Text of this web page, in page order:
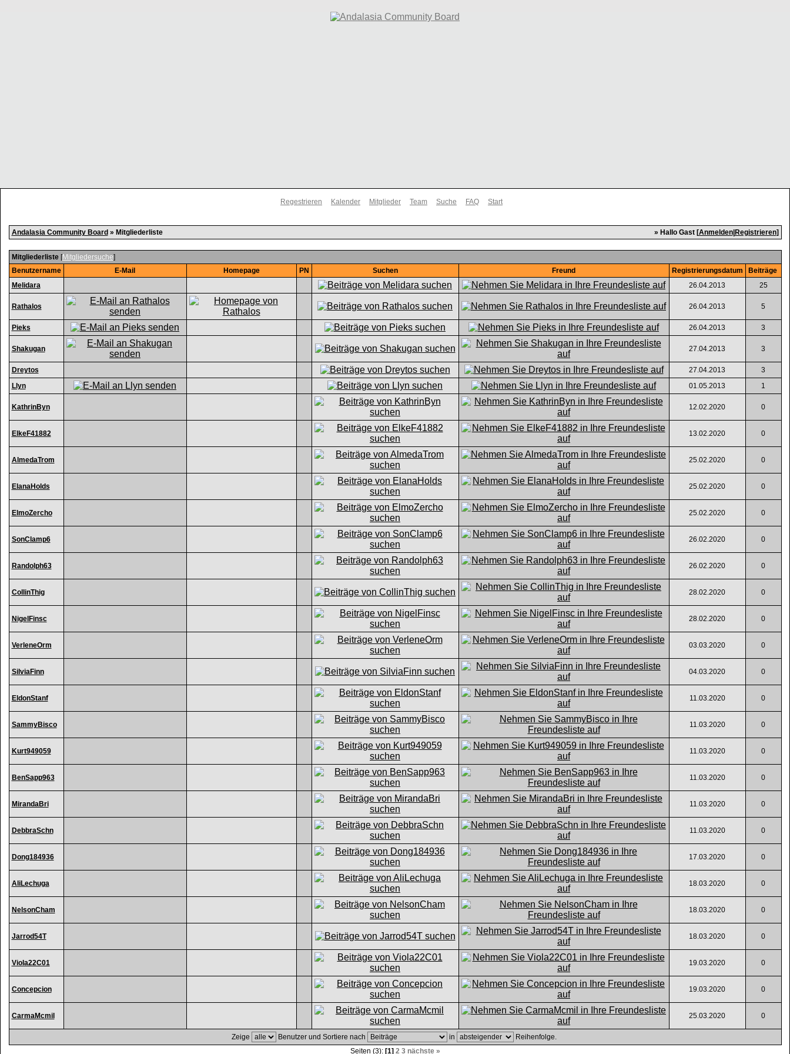
Regestrieren Kalender Mitglieder Team Suche FAQ Start
Andalasia Community Board » Mitgliederliste » Hallo Gast [Anmelden| Registrieren]
Mitgliederliste[Mitgliedersuche]
Benutzername
E-Mail Homepage PN Suchen Freund Registrierungsdatum
Beiträge
Melidara
26.04.2013 25
Rathalos 26.04.2013 5
Pieks 26.04.2013 3
Shakugan 27.04.2013 3
Dreytos 27.04.2013
3
Llyn
01.05.2013 1
KathrinByn 12.02.2020 0
ElkeF41882 13.02.2020 0
AlmedaTrom 25.02.2020 0
ElanaHolds 25.02.2020 0
ElmoZercho 25.02.2020 0
SonClamp6 26.02.2020 0
Randolph63 26.02.2020 0
CollinThig 28.02.2020 0
NigelFinsc 28.02.2020 0
VerleneOrm 03.03.2020 0
SilviaFinn 04.03.2020 0
EldonStanf 11.03.2020 0
SammyBisco 11.03.2020 0
Kurt949059 11.03.2020 0
BenSapp963 11.03.2020 0
MirandaBri 11.03.2020 0
DebbraSchn 11.03.2020 0
Dong184936 17.03.2020 0
AliLechuga 18.03.2020 0
NelsonCham 18.03.2020 0
Jarrod54T 18.03.2020 0
Viola22C01 19.03.2020 0
Concepcion 19.03.2020 0
CarmaMcmil 25.03.2020 0
Zeige Benutzer und Sortiere nach in
Reihenfolge.
Seiten (3): [1] 2 3 nächste »